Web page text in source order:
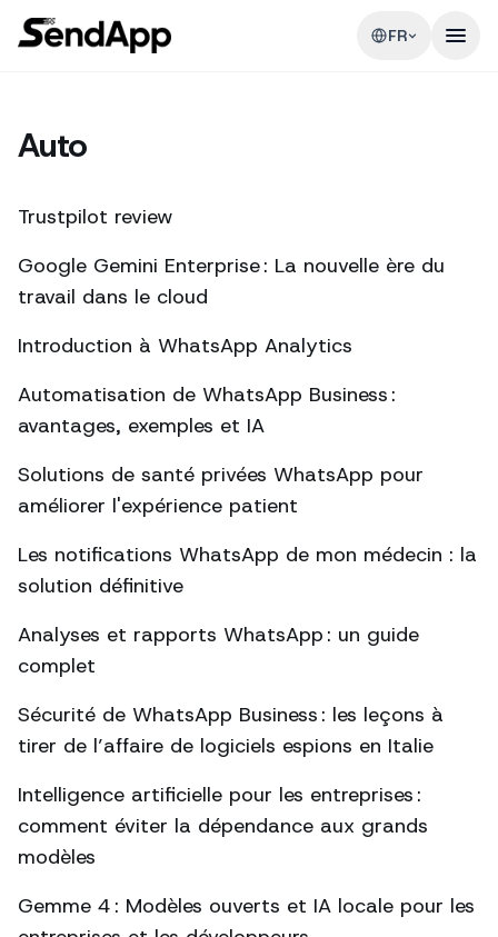
FR
Auto
Trustpilot review
Google Gemini Enterprise : La nouvelle ère du
travail dans le cloud
Introduction à WhatsApp Analytics
Automatisation de WhatsApp Business :
avantages, exemples et IA
Solutions de santé privées WhatsApp pour
améliorer l'expérience patient
Les notifications WhatsApp de mon médecin : la
solution définitive
Analyses et rapports WhatsApp : un guide
complet
Sécurité de WhatsApp Business : les leçons à
tirer de l’affaire de logiciels espions en Italie
Intelligence artificielle pour les entreprises :
comment éviter la dépendance aux grands
modèles
Gemme 4 : Modèles ouverts et IA locale pour les